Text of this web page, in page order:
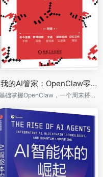
《我的AI管家：OpenClaw零基础实战手册》
零基础掌握OpenClaw，一个周末搭建你的专属AI管家